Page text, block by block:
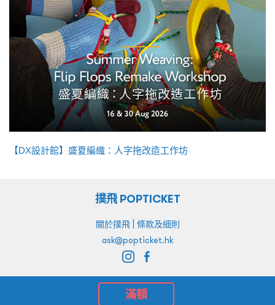
【DX設計館】盛夏編織：人字拖改造工作坊
滿額
撲飛 POPTICKET
關於撲飛| 條款及細則
ask@popticket.hk